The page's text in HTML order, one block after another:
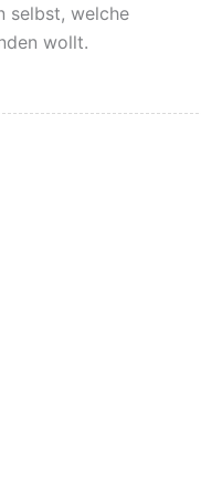
selbst, welche
wollt.